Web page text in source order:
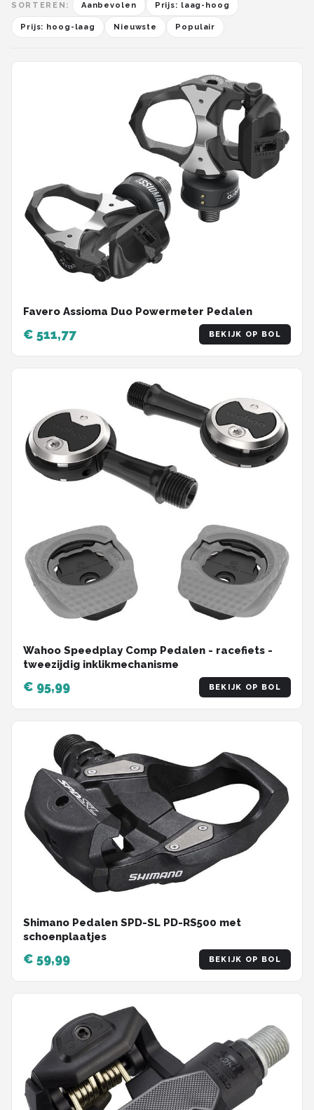
SORTEREN: Aanbevolen Prijs: laag-hoog
Prijs: hoog-laag Nieuwste Populair
Favero Assioma Duo Powermeter Pedalen
€ 511,77 BEKIJK OP BOL
Wahoo Speedplay Comp Pedalen - racefiets -
tweezijdig inklikmechanisme
€ 95,99 BEKIJK OP BOL
Shimano Pedalen SPD-SL PD-RS500 met
schoenplaatjes
€ 59,99 BEKIJK OP BOL